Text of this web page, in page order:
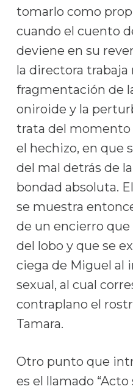
tomarlo como
cuando el cuento
deviene en su
la directora
fragmentación de
oniroide y la
trata del momento
el hechizo, en que
del mal detrás de
bondad absoluta.
se muestra
de un encierro que
del lobo y que se
ciega de Miguel al
sexual, al cual
contraplano el
Tamara.
Otro punto que
es el llamado “Acto